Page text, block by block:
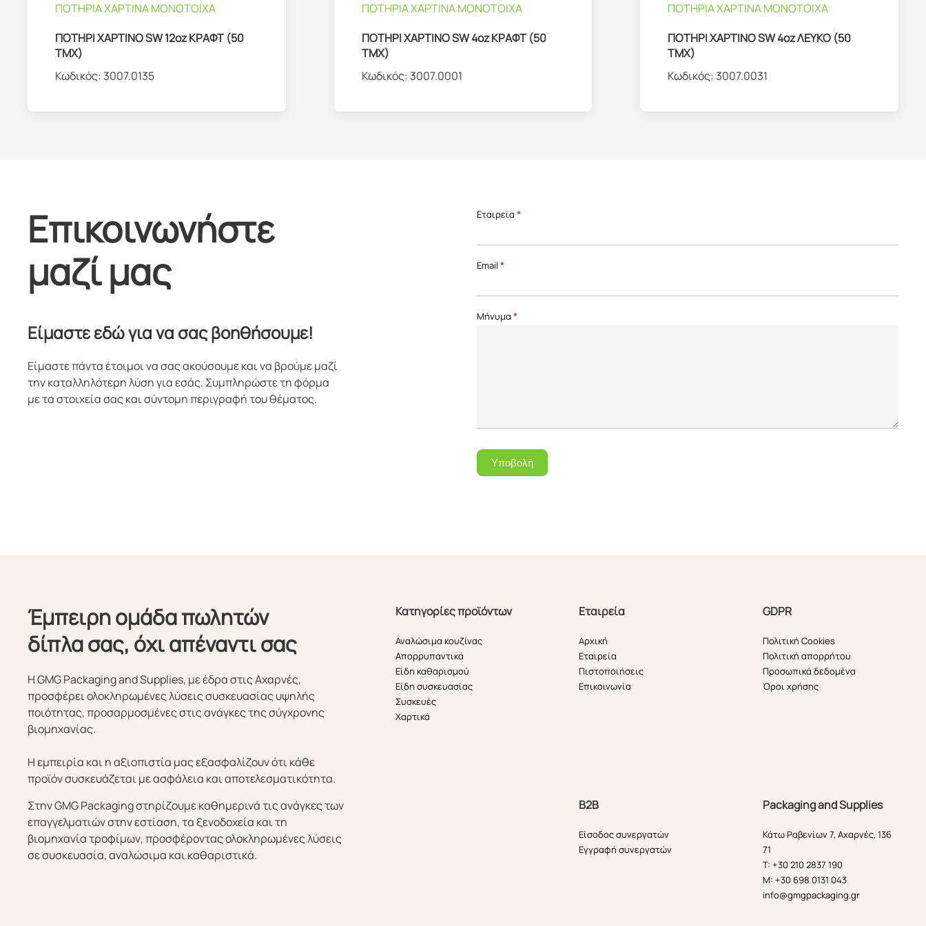
ΠΟΤΗΡΙΑ ΧΑΡΤΙΝΑ ΜΟΝΟΤΟΙΧΑ
ΠΟΤΗΡΙ ΧΑΡΤΙΝΟ SW 12oz ΚΡΑΦΤ (50
ΤΜΧ)
Κωδικός: 3007.0135
ΠΟΤΗΡΙΑ ΧΑΡΤΙΝΑ ΜΟΝΟΤΟΙΧΑ
ΠΟΤΗΡΙ ΧΑΡΤΙΝΟ SW 4oz ΚΡΑΦΤ (50
ΤΜΧ)
Κωδικός: 3007.0001
ΠΟΤΗΡΙΑ ΧΑΡΤΙΝΑ ΜΟΝΟΤΟΙΧΑ
ΠΟΤΗΡΙ ΧΑΡΤΙΝΟ SW 4oz ΛΕΥΚΟ (50
ΤΜΧ)
Κωδικός: 3007.0031
Επικοινωνήστε
μαζί μας
Είμαστε εδώ για να σας βοηθήσουμε!
Είμαστε πάντα έτοιμοι να σας ακούσουμε και να βρούμε μαζί
την καταλληλότερη λύση για εσάς. Συμπληρώστε τη φόρμα
με τα στοιχεία σας και σύντομη περιγραφή του θέματος.
Επικοινωνία
Page
Εταιρεία *
Email *
Μήνυμα *
Υποβολή
Έμπειρη ομάδα πωλητών
δίπλα σας, όχι απέναντι σας
Η GMG Packaging and Supplies, με έδρα στις Αχαρνές,
προσφέρει ολοκληρωμένες λύσεις συσκευασίας υψηλής
ποιότητας, προσαρμοσμένες στις ανάγκες της σύγχρονης
βιομηχανίας.
Η εμπειρία και η αξιοπιστία μας εξασφαλίζουν ότι κάθε
προϊόν συσκευάζεται με ασφάλεια και αποτελεσματικότητα.
Κατηγορίες προϊόντων
Αναλώσιμα κουζίνας
Απορρυπαντικά
Είδη καθαρισμού
Είδη συσκευασίας
Συσκευές
Χαρτικά
Εταιρεία
Αρχική
Εταιρεία
Πιστοποιήσεις
Επικοινωνία
GDPR
Πολιτική Cookies
Πολιτική απορρήτου
Προσωπικά δεδομένα
Όροι χρήσης
Στην GMG Packaging στηρίζουμε καθημερινά τις ανάγκες των
επαγγελματιών στην εστίαση, τα ξενοδοχεία και τη
βιομηχανία τροφίμων, προσφέροντας ολοκληρωμένες λύσεις
σε συσκευασία, αναλώσιμα και καθαριστικά.
B2B
Είσοδος συνεργατών
Εγγραφή συνεργατών
Packaging and Supplies
Κάτω Ραβενίων 7, Αχαρνές, 136
71
T: +30 210 2837 190
M: +30 698 0131 043
info@gmgpackaging.gr